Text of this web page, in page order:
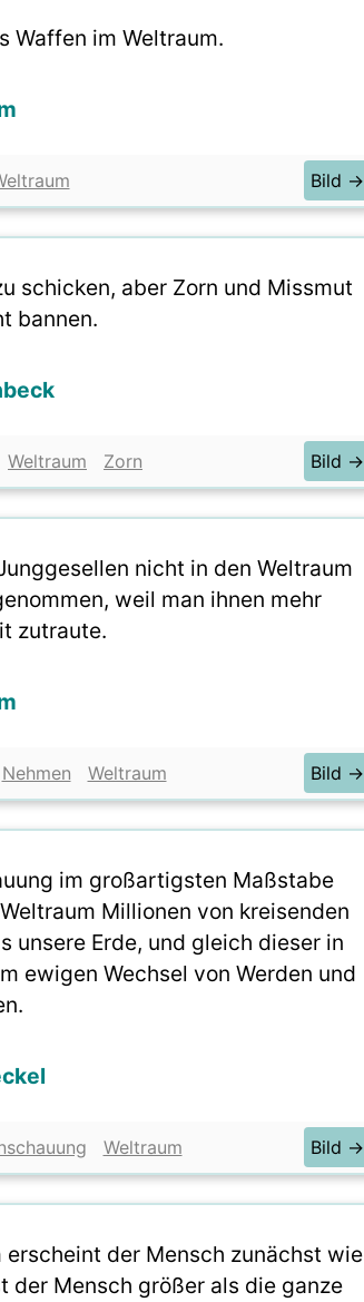
Waffen im Weltraum.
Bild →
schicken, aber Zorn und Missmut
bannen.
Weltraum Zorn Bild →
nicht in den Weltraum
weil man ihnen mehr
zutraute.
Nehmen Weltraum Bild →
im großartigsten Maßstabe
Millionen von kreisenden
unsere Erde, und gleich dieser in
ewigen Wechsel von Werden und
Weltraum Bild →
der Mensch zunächst wie
der Mensch größer als die ganze